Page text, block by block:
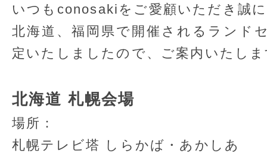
いつもconosakiをご愛顧いただき誠
北海道、福岡県で開催されるランド
定いたしましたので、ご案内いたし
北海道 札幌会場
場所：
札幌テレビ塔 しらかば・あかしあ